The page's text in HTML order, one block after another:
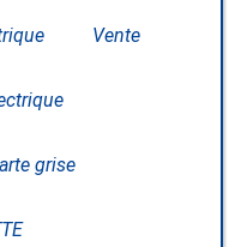
Vente
grise